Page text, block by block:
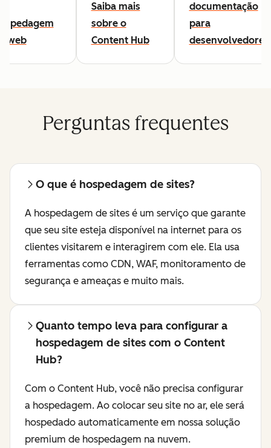
web
Saiba mais
sobre o
Content Hub
documentação
para
desenvolvedores
Perguntas frequentes
O que é hospedagem de sites?
A hospedagem de sites é um serviço que garante
que seu site esteja disponível na internet para os
clientes visitarem e interagirem com ele. Ela usa
ferramentas como CDN, WAF, monitoramento de
segurança e ameaças e muito mais.
Quanto tempo leva para configurar a
hospedagem de sites com o Content
Hub?
Com o Content Hub, você não precisa configurar
a hospedagem. Ao colocar seu site no ar, ele será
hospedado automaticamente em nossa solução
premium de hospedagem na nuvem.